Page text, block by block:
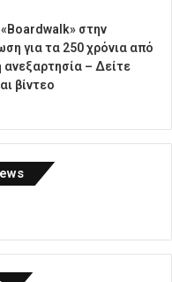
στην
για τα 250 χρόνια από
ανεξαρτησία – Δείτε
βίντεο